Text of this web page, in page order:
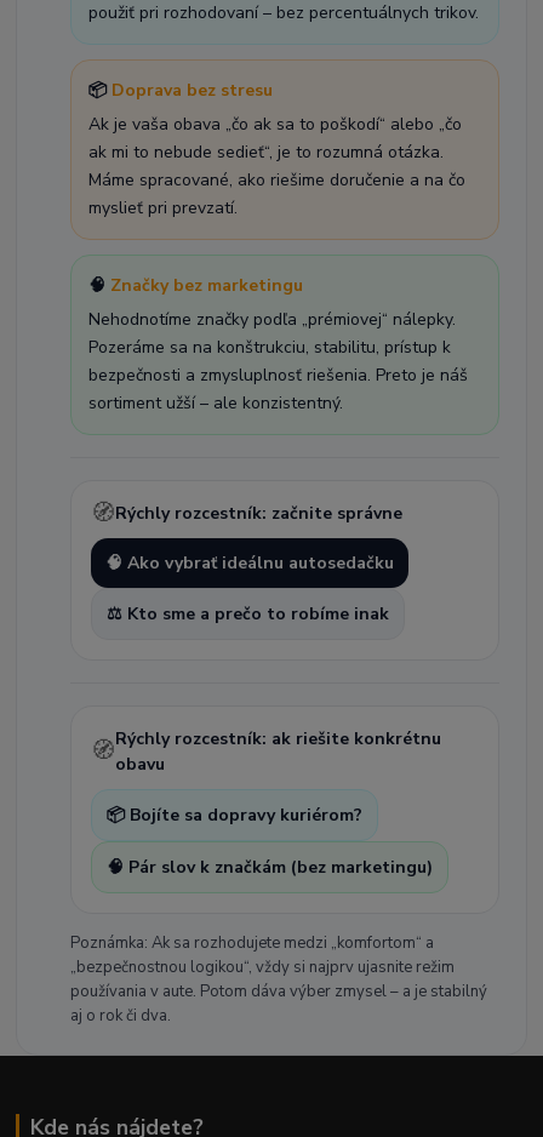
použiť pri rozhodovaní – bez percentuálnych trikov.
📦 Doprava bez stresu
Ak je vaša obava „čo ak sa to poškodí“ alebo „čo
ak mi to nebude sedieť“, je to rozumná otázka.
Máme spracované, ako riešime doručenie a na čo
myslieť pri prevzatí.
🧠 Značky bez marketingu
Nehodnotíme značky podľa „prémiovej“ nálepky.
Pozeráme sa na konštrukciu, stabilitu, prístup k
bezpečnosti a zmysluplnosť riešenia. Preto je náš
sortiment užší – ale konzistentný.
🧭Rýchly rozcestník: začnite správne
🧠 Ako vybrať ideálnu autosedačku
⚖️ Kto sme a prečo to robíme inak
🧭Rýchly rozcestník: ak riešite konkrétnu
obavu
📦 Bojíte sa dopravy kuriérom?
🧠 Pár slov k značkám (bez marketingu)
Poznámka: Ak sa rozhodujete medzi „komfortom“ a
„bezpečnostnou logikou“, vždy si najprv ujasnite režim
používania v aute. Potom dáva výber zmysel – a je stabilný
aj o rok či dva.
Kde nás nájdete?